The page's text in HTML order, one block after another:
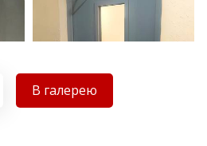
В галерею